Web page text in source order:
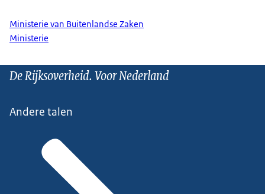
Ministerie van Buitenlandse Zaken
Ministerie
De Rijksoverheid. Voor Nederland
Andere talen